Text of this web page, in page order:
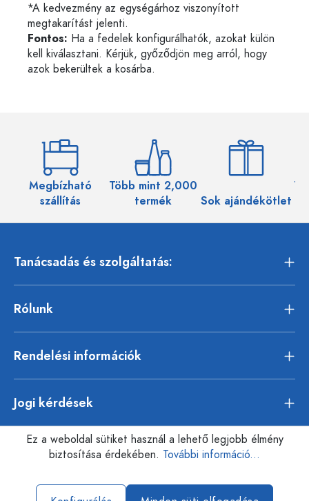
*A kedvezmény az egységárhoz viszonyított
megtakarítást jelenti.
Fontos: Ha a fedelek konfigurálhatók, azokat külön
kell kiválasztani. Kérjük, győződjön meg arról, hogy
azok bekerültek a kosárba.
Megbízható
szállítás
Több mint 2,000
termék
Sok ajándékötlet
Tanácsadás és szolgáltatás:
Rólunk
Rendelési információk
Jogi kérdések
Ez a weboldal sütiket használ a lehető legjobb élmény
biztosítása érdekében. További információ...